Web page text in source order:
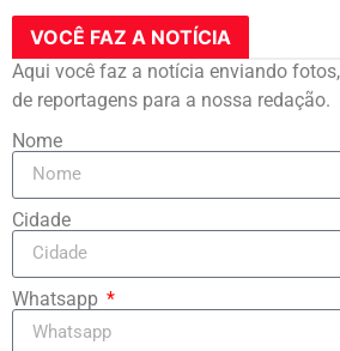
VOCÊ FAZ A NOTÍCIA
Aqui você faz a notícia enviando
de reportagens para a nossa redação.
Nome
Cidade
Whatsapp